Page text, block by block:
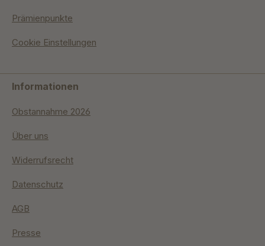
Prämienpunkte
Cookie Einstellungen
Informationen
Obstannahme 2026
Über uns
Widerrufsrecht
Datenschutz
AGB
Presse